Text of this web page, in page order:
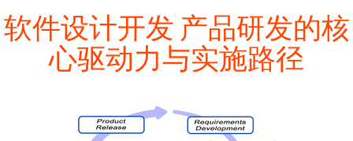
软件设计开发 产品研发的核
心驱动力与实施路径